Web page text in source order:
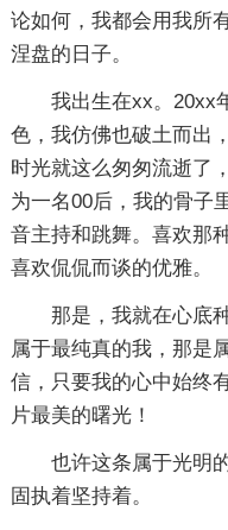
论如何，我都会用我所
涅盘的日子。
我出生在xx。20xx
色，我仿佛也破土而出
时光就这么匆匆流逝了
为一名00后，我的骨子
音主持和跳舞。喜欢那
喜欢侃侃而谈的优雅。
那是，我就在心底
属于最纯真的我，那是
信，只要我的心中始终
片最美的曙光！
也许这条属于光明
固执着坚持着。